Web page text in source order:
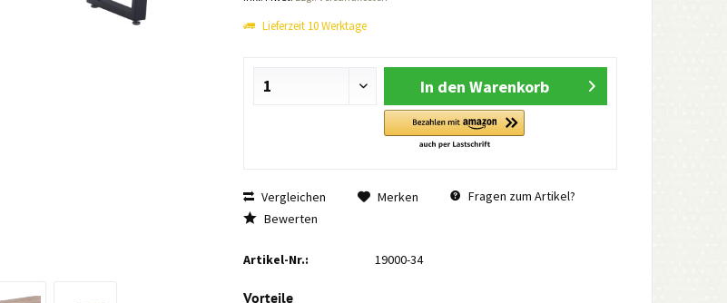
Lieferzeit 10 Werktage
In den Warenkorb
Vergleichen Merken
Fragen zum Artikel?
Bewerten
Artikel-Nr.: 19000-34
Vorteile